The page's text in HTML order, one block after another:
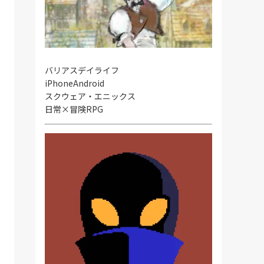
バリアスデイライフ
iPhoneAndroid
スクウェア・エニックス
日常×冒険RPG